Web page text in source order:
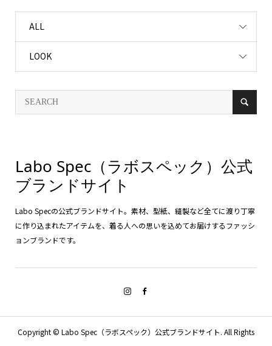
ALL
LOOK
Labo Spec（ラボスペック）公式
ブランドサイト
Labo Specの公式ブランドサイト。素材、型紙、縫製など全てに渡り丁寧
に作り込まれたアイテムを、着る人への思いを込めてお届けするファッシ
ョンブランドです。
Copyright © Labo Spec（ラボスペック）公式ブランドサイト. All Rights